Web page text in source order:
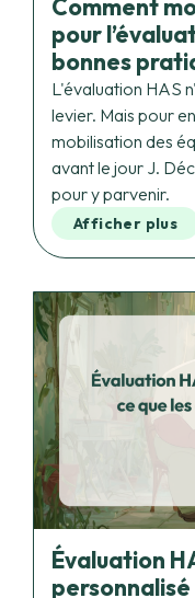
bonnes
L'évaluation HAS
levier. Mais pour
mobilisation des
avant le jour J.
pour y parvenir.
Afficher plus
Évaluation
personnalisé
évaluateurs